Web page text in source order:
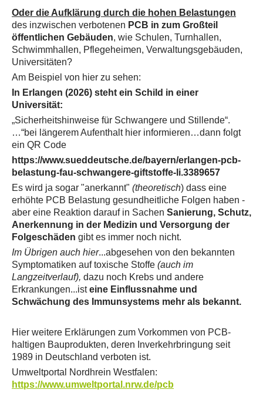
Oder die Aufklärung durch die hohen Belastungen
des inzwischen verbotenen PCB in zum Großteil
öffentlichen Gebäuden, wie Schulen, Turnhallen,
Schwimmhallen, Pflegeheimen, Verwaltungsgebäuden,
Universitäten?
Am Beispiel von hier zu sehen:
In Erlangen (2026) steht ein Schild in einer
Universität:
„Sicherheitshinweise für Schwangere und Stillende“.
…“bei längerem Aufenthalt hier informieren…dann folgt
ein QR Code
https://www.sueddeutsche.de/bayern/erlangen-pcb-
belastung-fau-schwangere-giftstoffe-li.3389657
Es wird ja sogar "anerkannt" (theoretisch) dass eine
erhöhte PCB Belastung gesundheitliche Folgen haben -
aber eine Reaktion darauf in Sachen Sanierung, Schutz,
Anerkennung in der Medizin und Versorgung der
Folgeschäden gibt es immer noch nicht.
Im Übrigen auch hier...abgesehen von den bekannten
Symptomatiken auf toxische Stoffe (auch im
Langzeitverlauf), dazu noch Krebs und andere
Erkrankungen...isteine Einflussnahme und
Schwächung des Immunsystems mehr als bekannt.
Hier weitere Erklärungen zum Vorkommen von PCB-
haltigen Bauprodukten, deren Inverkehrbringung seit
1989 in Deutschland verboten ist.
Umweltportal Nordhrein Westfalen:
https://www.umweltportal.nrw.de/pcb